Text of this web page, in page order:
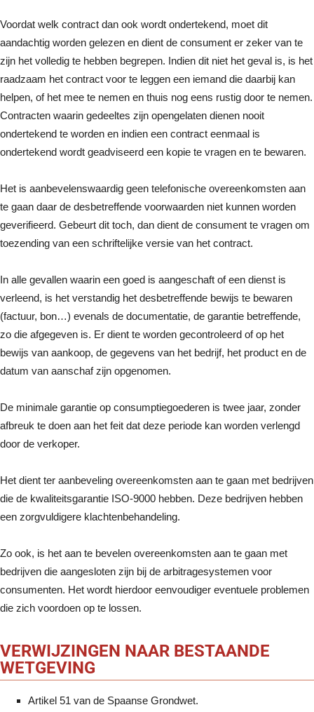
Voordat welk contract dan ook wordt ondertekend, moet dit
aandachtig worden gelezen en dient de consument er zeker van te
zijn het volledig te hebben begrepen. Indien dit niet het geval is, is het
raadzaam het contract voor te leggen een iemand die daarbij kan
helpen, of het mee te nemen en thuis nog eens rustig door te nemen.
Contracten waarin gedeeltes zijn opengelaten dienen nooit
ondertekend te worden en indien een contract eenmaal is
ondertekend wordt geadviseerd een kopie te vragen en te bewaren.
Het is aanbevelenswaardig geen telefonische overeenkomsten aan
te gaan daar de desbetreffende voorwaarden niet kunnen worden
geverifieerd. Gebeurt dit toch, dan dient de consument te vragen om
toezending van een schriftelijke versie van het contract.
In alle gevallen waarin een goed is aangeschaft of een dienst is
verleend, is het verstandig het desbetreffende bewijs te bewaren
(factuur, bon…) evenals de documentatie, de garantie betreffende,
zo die afgegeven is. Er dient te worden gecontroleerd of op het
bewijs van aankoop, de gegevens van het bedrijf, het product en de
datum van aanschaf zijn opgenomen.
De minimale garantie op consumptiegoederen is twee jaar, zonder
afbreuk te doen aan het feit dat deze periode kan worden verlengd
door de verkoper.
Het dient ter aanbeveling overeenkomsten aan te gaan met bedrijven
die de kwaliteitsgarantie ISO-9000 hebben. Deze bedrijven hebben
een zorgvuldigere klachtenbehandeling.
Zo ook, is het aan te bevelen overeenkomsten aan te gaan met
bedrijven die aangesloten zijn bij de arbitragesystemen voor
consumenten. Het wordt hierdoor eenvoudiger eventuele problemen
die zich voordoen op te lossen.
VERWIJZINGEN NAAR BESTAANDE
WETGEVING
Artikel 51 van de Spaanse Grondwet.